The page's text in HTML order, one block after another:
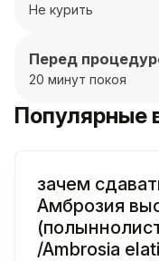
Не курить
Перед
20 минут покоя
Популярные
зачем
Амброзия
/Ambrosia